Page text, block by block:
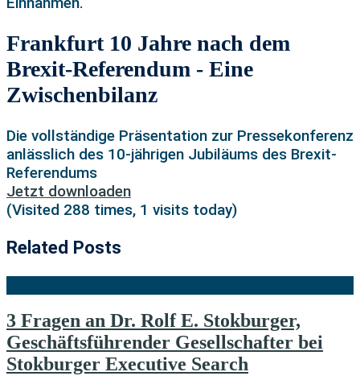
Frankfurt 10 Jahre nach dem
Brexit-Referendum - Eine
Zwischenbilanz
Die vollständige Präsentation zur Pressekonferenz
anlässlich des 10-jährigen Jubiläums des Brexit-
Referendums
Jetzt downloaden
(Visited 288 times, 1 visits today)
Related Posts
3 Fragen an Dr. Rolf E. Stokburger,
Geschäftsführender Gesellschafter bei
Stokburger Executive Search